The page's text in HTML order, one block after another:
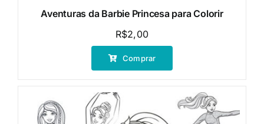
Aventuras da Barbie Princesa para Colorir
R$2,00
Comprar